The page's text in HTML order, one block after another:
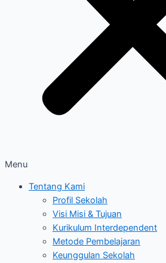
Menu
Tentang Kami
Profil Sekolah
Visi Misi & Tujuan
Kurikulum Interdependent
Metode Pembelajaran
Keunggulan Sekolah